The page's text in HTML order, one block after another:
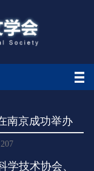
南京成功举办
207
学技术协会、